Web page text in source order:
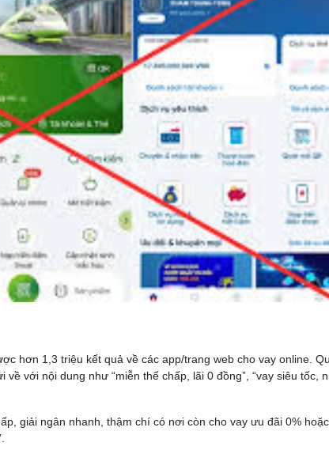
hơn 1,3 triệu kết quả về các app/trang web cho vay online.
với nội dung như “miễn thế chấp, lãi 0 đồng”, “vay siêu tốc,
giải ngân nhanh, thậm chí có nơi còn cho vay ưu đãi 0%